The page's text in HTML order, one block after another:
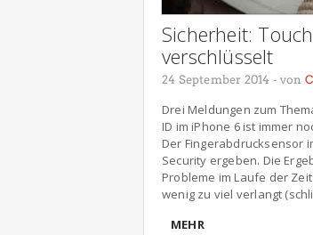
Sicherheit:
verschlüsselt
24 September 2014 - von
Drei Meldungen zum
ID im iPhone 6 ist immer
Der Fingerabdrucksensor
Security ergeben. Die
Probleme im Laufe der
wenig zu viel verlangt
MEHR